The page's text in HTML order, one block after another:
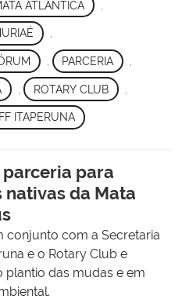
ATLÂNTICA
,
PARCERIA
ROTARY CLUB
IFF ITAPERUNA
para
da Mata
conjunto com a Secretaria
e o Rotary Club e
plantio das mudas e em